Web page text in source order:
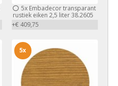
5xEmbadecor transparant
rustiek eiken 2,5 liter 38.2605
+€ 409,75
5x